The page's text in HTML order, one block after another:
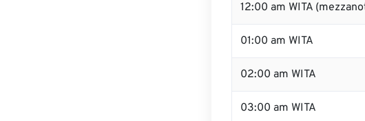
12:00 am WITA
01:00 am WITA
02:00 am WITA
03:00 am WITA